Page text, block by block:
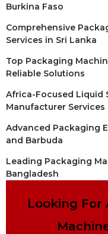
Burkina Faso
Comprehensive
Services in Sri Lanka
Top Packaging
Reliable Solutions
Africa-Focused Liquid
Manufacturer Services
Advanced Packaging
and Barbuda
Leading Packaging
Bangladesh
Looking For